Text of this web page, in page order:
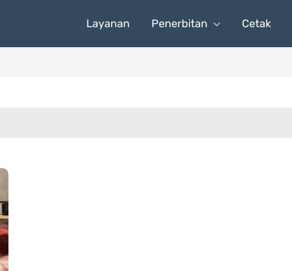
Layanan Penerbitan Cetak